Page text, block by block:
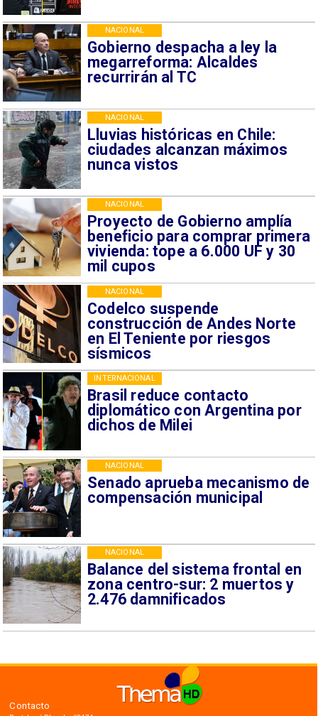
Gobierno despacha a ley la
megarreforma: Alcaldes
recurrirán al TC
NACIONAL
Lluvias históricas en Chile:
ciudades alcanzan máximos
nunca vistos
NACIONAL
Proyecto de Gobierno amplía
beneficio para comprar primera
vivienda: tope a 6.000 UF y 30
mil cupos
NACIONAL
Codelco suspende
construcción de Andes Norte
en El Teniente por riesgos
sísmicos
NACIONAL
Brasil reduce contacto
diplomático con Argentina por
dichos de Milei
INTERNACIONAL
Senado aprueba mecanismo de
compensación municipal
NACIONAL
Balance del sistema frontal en
zona centro-sur: 2 muertos y
2.476 damnificados
NACIONAL
Contacto